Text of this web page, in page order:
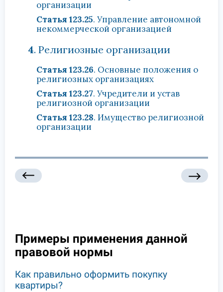
организации
Статья 123.25. Управление автономной
некоммерческой организацией
4. Религиозные организации
Статья 123.26. Основные положения о
религиозных организациях
Статья 123.27. Учредители и устав
религиозной организации
Статья 123.28. Имущество религиозной
организации
Примеры применения данной
правовой нормы
Как правильно оформить покупку
квартиры?